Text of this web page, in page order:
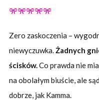
Zero zaskoczenia –
niewyczuwka.Żadnych
ścisków.Co prawda nie
na obolałym biuście, ale
dobrze, jak Kamma.